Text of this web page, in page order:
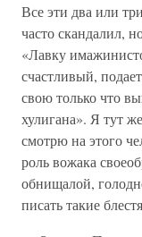
Все эти два или
часто скандалил,
«Лавку
счастливый,
свою только что
хулигана». Я тут
смотрю на этого
роль вожака
обнищалой,
писать такие